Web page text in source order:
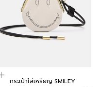
เพิ่มลงในตะกร้าสินค้า
กระเป๋าใส่เหรียญ SMILEY